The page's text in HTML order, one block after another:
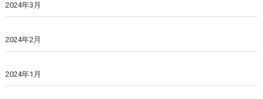
2024年3月
2024年2月
2024年1月